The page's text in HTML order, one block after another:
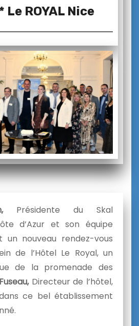
ROYAL Nice
Présidente du Skal
d’Azur et son équipe
un nouveau rendez-vous
de l’Hôtel Le Royal, un
de la promenade des
Directeur de l’hôtel,
ce bel établissement